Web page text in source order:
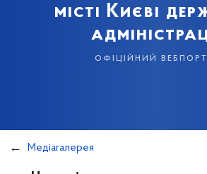
місті Києві
офіційний
Медіагалерея